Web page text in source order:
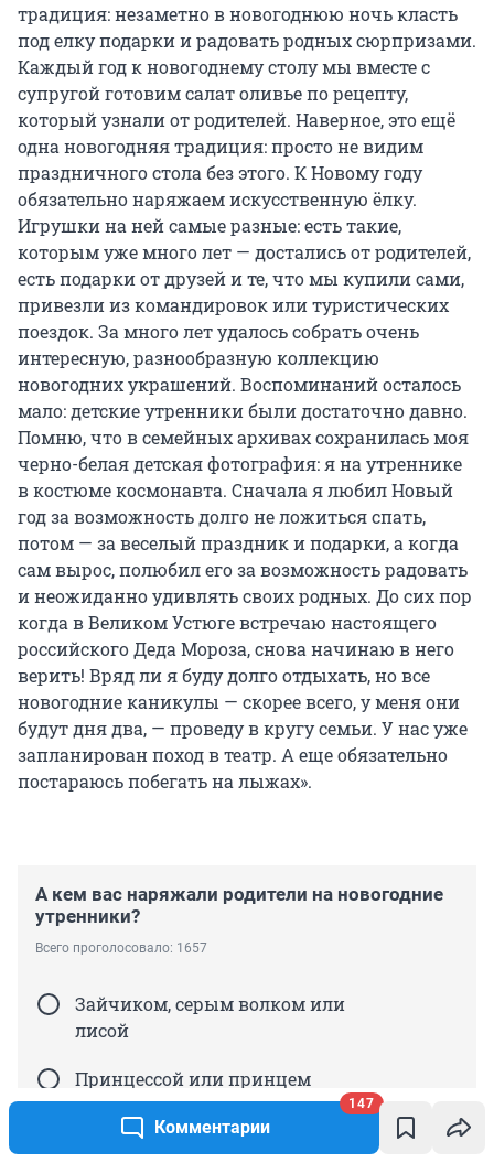
Комментарии
147
традиция: незаметно в новогоднюю ночь класть
под елку подарки и радовать родных сюрпризами.
Каждый год к новогоднему столу мы вместе с
супругой готовим салат оливье по рецепту,
который узнали от родителей. Наверное, это ещё
одна новогодняя традиция: просто не видим
праздничного стола без этого. К Новому году
обязательно наряжаем искусственную ёлку.
Игрушки на ней самые разные: есть такие,
которым уже много лет — достались от родителей,
есть подарки от друзей и те, что мы купили сами,
привезли из командировок или туристических
поездок. За много лет удалось собрать очень
интересную, разнообразную коллекцию
новогодних украшений. Воспоминаний осталось
мало: детские утренники были достаточно давно.
Помню, что в семейных архивах сохранилась моя
черно-белая детская фотография: я на утреннике
в костюме космонавта. Сначала я любил Новый
год за возможность долго не ложиться спать,
потом — за веселый праздник и подарки, а когда
сам вырос, полюбил его за возможность радовать
и неожиданно удивлять своих родных. До сих пор
когда в Великом Устюге встречаю настоящего
российского Деда Мороза, снова начинаю в него
верить! Вряд ли я буду долго отдыхать, но все
новогодние каникулы — скорее всего, у меня они
будут дня два, — проведу в кругу семьи. У нас уже
запланирован поход в театр. А еще обязательно
постараюсь побегать на лыжах».
А кем вас наряжали родители на новогодние
утренники?
Всего проголосовало: 1657
Зайчиком, серым волком или
лисой
Принцессой или принцем
Героем русских народных сказок